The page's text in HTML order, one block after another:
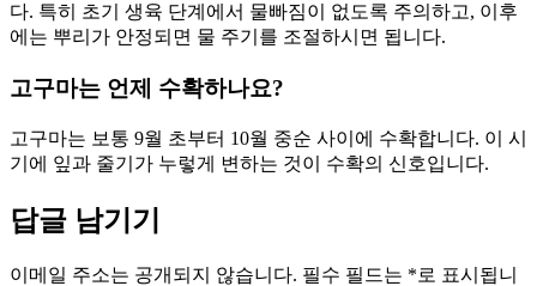
다. 특히 초기 생육 단계에서 물빠짐이 없도록 주의하고, 이후
에는 뿌리가 안정되면 물 주기를 조절하시면 됩니다.
고구마는 언제 수확하나요?
고구마는 보통 9월 초부터 10월 중순 사이에 수확합니다. 이 시
기에 잎과 줄기가 누렇게 변하는 것이 수확의 신호입니다.
답글 남기기
이메일 주소는 공개되지 않습니다. 필수 필드는 *로 표시됩니